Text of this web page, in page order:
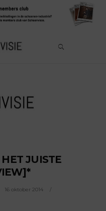
JUISTE
16 oktober 2014